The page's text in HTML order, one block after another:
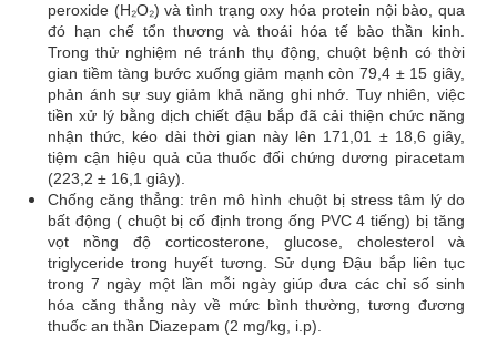
peroxide (H₂O₂) và tình trạng oxy hóa protein nội bào, qua
đó hạn chế tổn thương và thoái hóa tế bào thần kinh.
Trong thử nghiệm né tránh thụ động, chuột bệnh có thời
gian tiềm tàng bước xuống giảm mạnh còn 79,4 ± 15 giây,
phản ánh sự suy giảm khả năng ghi nhớ. Tuy nhiên, việc
tiền xử lý bằng dịch chiết đậu bắp đã cải thiện chức năng
nhận thức, kéo dài thời gian này lên 171,01 ± 18,6 giây,
tiệm cận hiệu quả của thuốc đối chứng dương piracetam
(223,2 ± 16,1 giây).
Chống căng thẳng: trên mô hình chuột bị stress tâm lý do
bất động ( chuột bị cố định trong ống PVC 4 tiếng) bị tăng
vọt nồng độ corticosterone, glucose, cholesterol và
triglyceride trong huyết tương. Sử dụng Đậu bắp liên tục
trong 7 ngày một lần mỗi ngày giúp đưa các chỉ số sinh
hóa căng thẳng này về mức bình thường, tương đương
thuốc an thần Diazepam (2 mg/kg, i.p).